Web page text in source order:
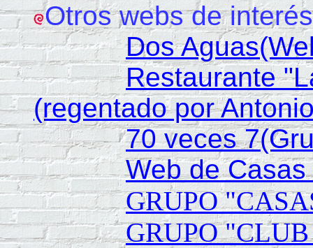
Otros webs de
Dos
Restaurante
(regentado por
70 veces
Web de
GRUPO
GRUPO